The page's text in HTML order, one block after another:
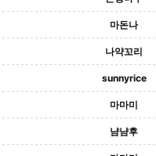
마돈나
나약꼬리
sunnyrice
마마미
냠냠후